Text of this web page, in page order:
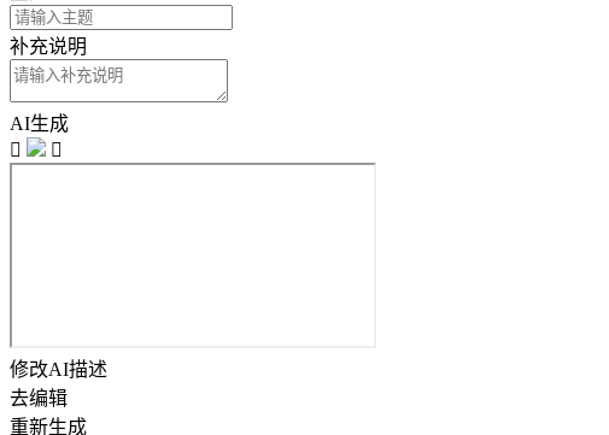
补充说明
AI生成


修改AI描述
去编辑
重新生成